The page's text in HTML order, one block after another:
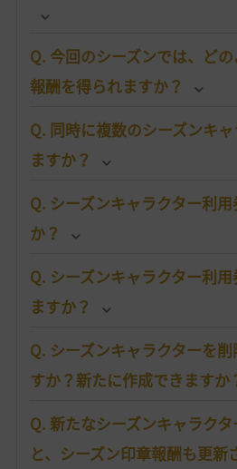
Q. 今回のシーズンでは、ど
報酬を得られますか？
Q. 同時に複数のシーズンキ
ますか？
Q. シーズンキャラクター利
か？
Q. シーズンキャラクター利
ますか？
Q. シーズンキャラクターを
すか？新たに作成できますか
Q. 新たなシーズンキャラク
と、シーズン印章報酬も更新